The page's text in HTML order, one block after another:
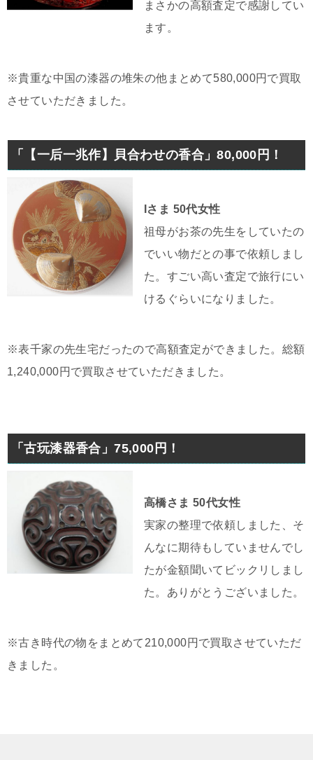
まさかの高額査定で感謝してい
ます。
※貴重な中国の漆器の堆朱の他まとめて580,000円で買取
させていただきました。
「【一后一兆作】貝合わせの香合」80,000円！
Iさま 50代女性
祖母がお茶の先生をしていたの
でいい物だとの事で依頼しまし
た。すごい高い査定で旅行にい
けるぐらいになりました。
※表千家の先生宅だったので高額査定ができました。総額
1,240,000円で買取させていただきました。
「古玩漆器香合」75,000円！
高橋さま 50代女性
実家の整理で依頼しました、そ
んなに期待もしていませんでし
たが金額聞いてビックリしまし
た。ありがとうございました。
※古き時代の物をまとめて210,000円で買取させていただ
きました。